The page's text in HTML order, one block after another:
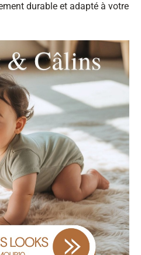
durable et adapté à votre